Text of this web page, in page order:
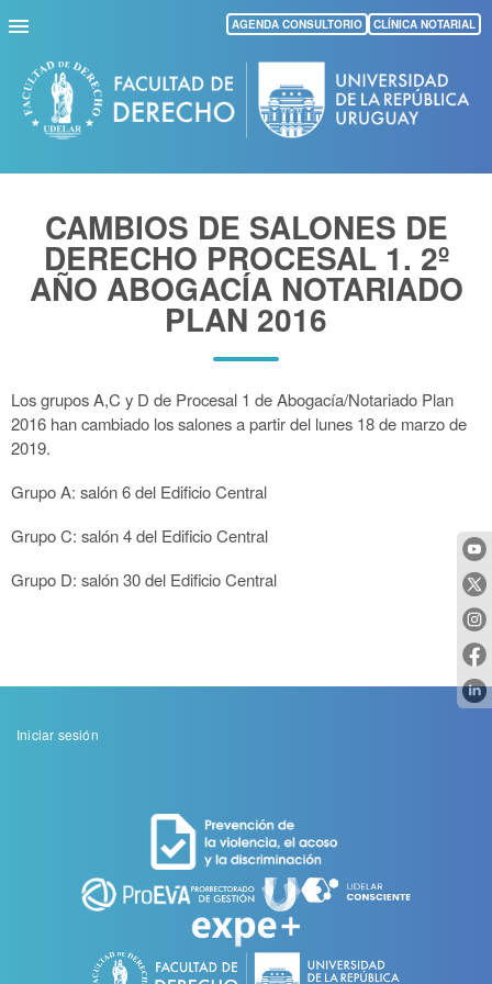
Pasar
al
contenido
principal
AGENDA CONSULTORIO CLÍNICA NOTARIAL
CAMBIOS DE SALONES DE
DERECHO PROCESAL 1. 2º
AÑO ABOGACÍA NOTARIADO
PLAN 2016
Los grupos A,C y D de Procesal 1 de Abogacía/Notariado Plan
2016 han cambiado los salones a partir del lunes 18 de marzo de
2019.
Grupo A: salón 6 del Edificio Central
Grupo C: salón 4 del Edificio Central
Grupo D: salón 30 del Edificio Central
Menu
Iniciar sesión